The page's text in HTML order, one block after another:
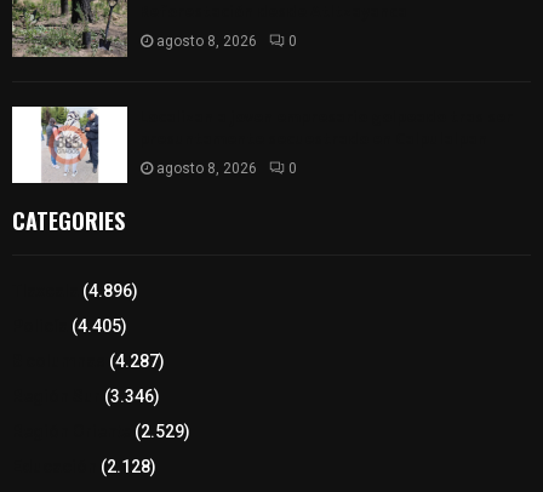
agosto 8, 2026 0
agosto 8, 2026 0
CATEGORIES
(4.896)
(4.405)
(4.287)
(3.346)
(2.529)
(2.128)